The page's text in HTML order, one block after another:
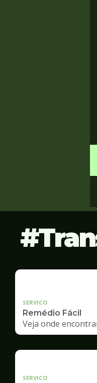
SERVICO
Remédio Fácil
Veja onde
SERVICO